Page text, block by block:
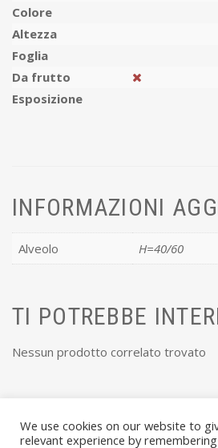
Colore
Altezza
Foglia
Da frutto
Esposizione
INFORMAZIONI
Alveolo H=40/60
TI POTREBBE
Nessun prodotto correlato trovato
We use cookies on our website to
relevant experience by